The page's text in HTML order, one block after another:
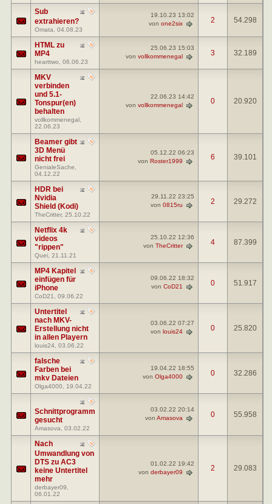
Sub
extrahieren?
Omata , 04.08.23
19.10.23 13:02
von one2six 2 54.298
HTML zu
MP4
hearttwo , 06.06.23
25.06.23 15:03
von vollkommenegal 3 32.189
MKV
verbinden
und 5.1-
Tonspur(en)
behalten
vollkommenegal
22.06.23
22.06.23 14:42
von vollkommenegal 0 20.920
Beamer gibt
3D Menü
nicht frei
GenialeSache
04.12.22
05.12.22 06:23
von Roster1999 6 39.101
HDR bei
Nvidia
Shield (Kodi)
TheCritter, 25.10.22
29.11.22 23:25
von 0815ru 2 29.272
Netflix 4k
videos
"rippen"
Quei , 21.11.21
25.10.22 12:36
von TheCritter 4 87.399
MP4 Kapitel
einfügen für
iPhone
CoD21 , 09.06.22
09.06.22 18:32
von CoD21 0 51.917
Untertitel
nach MKV-
Erstellung nicht
in allen Playern
louis24 , 03.06.22
03.06.22 07:27
von louis24 0 25.820
falsche
Farben bei
mkv Dateien
Olga4000 , 19.04.22
19.04.22 18:55
von Olga4000 0 32.286
Schnittprogramm
gesucht
Amasova , 03.02.22
03.02.22 20:14
von Amasova 0 55.958
Nach
Umwandlung von
DTS zu AC3
keine Untertitel
mehr
derbayer09
06.01.22
01.02.22 19:42
von derbayer09 2 29.083